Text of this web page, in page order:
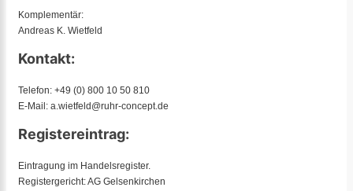
Komplementär:
Andreas K. Wietfeld
Kontakt:
Telefon: +49 (0) 800 10 50 810
E-Mail: a.wietfeld@ruhr-concept.de
Registereintrag:
Eintragung im Handelsregister.
Registergericht: AG Gelsenkirchen